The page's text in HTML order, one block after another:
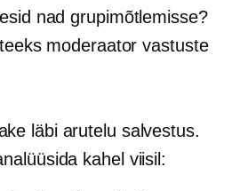
nad grupimõtlemisse?
moderaator vastuste
läbi arutelu salvestus.
kahel viisil: